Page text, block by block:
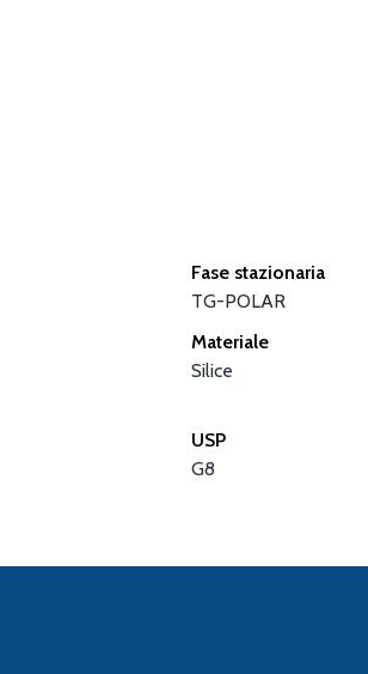
Fase stazionaria
TG-POLAR
Materiale
Silice
USP
G8